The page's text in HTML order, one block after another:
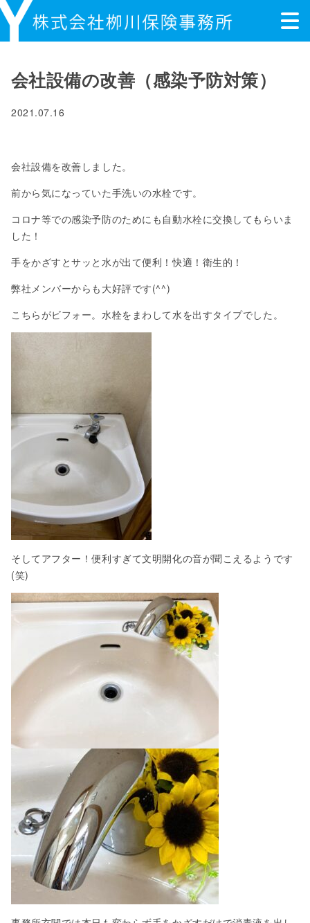
会社設備の改善（感染予防対策）
2021.07.16
会社設備を改善しました。
前から気になっていた手洗いの水栓です。
コロナ等での感染予防のためにも自動水栓に交換してもらいま
した！
手をかざすとサッと水が出て便利！快適！衛生的！
弊社メンバーからも大好評です(^^)
こちらがビフォー。水栓をまわして水を出すタイプでした。
そしてアフター！便利すぎて文明開化の音が聞こえるようです
(笑)